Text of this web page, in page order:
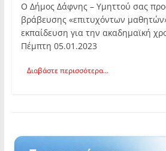
Ο Δήμος Δάφνης – Υμηττού σας
βράβευσης «επιτυχόντων
εκπαίδευση για την ακαδημαϊκή
Πέμπτη 05.01.2023
Διαβάστε περισσότερα...